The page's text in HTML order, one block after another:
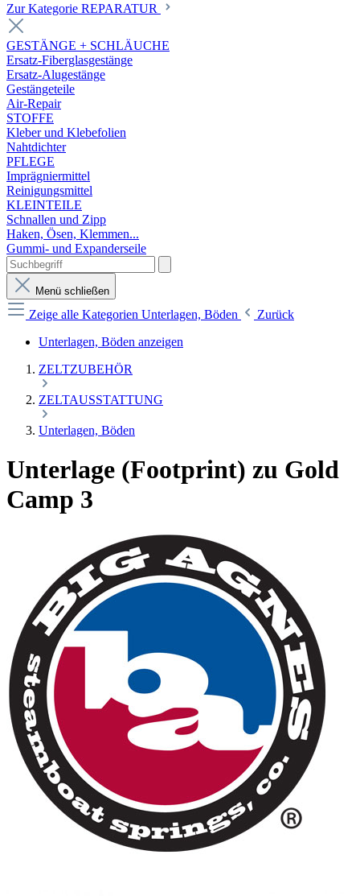
Zur Kategorie REPARATUR
GESTÄNGE + SCHLÄUCHE
Ersatz-Fiberglasgestänge
Ersatz-Alugestänge
Gestängeteile
Air-Repair
STOFFE
Kleber und Klebefolien
Nahtdichter
PFLEGE
Imprägniermittel
Reinigungsmittel
KLEINTEILE
Schnallen und Zipp
Haken, Ösen, Klemmen...
Gummi- und Expanderseile
Menü schließen
Zeige alle Kategorien Unterlagen, Böden
Zurück
Unterlagen, Böden anzeigen
ZELTZUBEHÖR
ZELTAUSSTATTUNG
Unterlagen, Böden
Unterlage (Footprint) zu Gold
Camp 3